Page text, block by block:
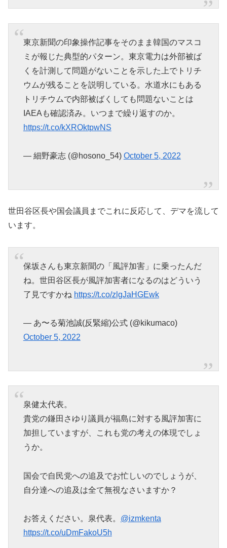
東京新聞の印象操作記事をそのまま韓国のマスコ
ミが報じた典型的パターン。東京電力は外部被ば
くを計測して問題がないことを示した上でトリチ
ウムが残ることを説明している。水道水にもある
トリチウムで内部被ばくしても問題ないことは
IAEAも確認済み。いつまで繰り返すのか。
https://t.co/kXROktpwNS
— 細野豪志 (@hosono_54) October 5, 2022
世田谷区長や国会議員までこれに反応して、デマを流して
います。
保坂さんも東京新聞の「風評加害」に乗ったんだ
ね。世田谷区長が風評加害者になるのはどういう
了見ですかね https://t.co/zlgJaHGEwk
— あ〜る菊池誠(反緊縮)公式 (@kikumaco)
October 5, 2022
泉健太代表。
貴党の鎌田さゆり議員が福島に対する風評加害に
加担していますが、これも党の考えの体現でしょ
うか。
国会で自民党への追及でお忙しいのでしょうが、
自分達への追及は全て無視なさいますか？
お答えください。泉代表。 @izmkenta
https://t.co/uDmFakoU5h